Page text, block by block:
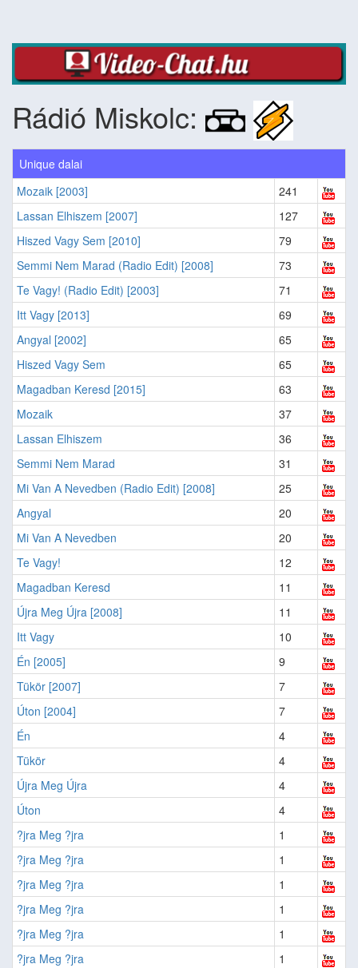
Rádió Miskolc:
Unique dalai
Mozaik [2003]
241
Lassan Elhiszem [2007]
127
Hiszed Vagy Sem [2010]
79
Semmi Nem Marad (Radio Edit) [2008]
73
Te Vagy! (Radio Edit) [2003]
71
Itt Vagy [2013]
69
Angyal [2002]
65
Hiszed Vagy Sem
65
Magadban Keresd [2015]
63
Mozaik
37
Lassan Elhiszem
36
Semmi Nem Marad
31
Mi Van A Nevedben (Radio Edit) [2008]
25
Angyal
20
Mi Van A Nevedben
20
Te Vagy!
12
Magadban Keresd
11
Újra Meg Újra [2008]
11
Itt Vagy
10
Én [2005]
9
Tükör [2007]
7
Úton [2004]
7
Én
4
Tükör
4
Újra Meg Újra
4
Úton
4
?jra Meg ?jra
1
?jra Meg ?jra
1
?jra Meg ?jra
1
?jra Meg ?jra
1
?jra Meg ?jra
1
?jra Meg ?jra
1